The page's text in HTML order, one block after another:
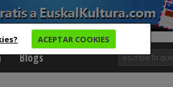
ACEPTAR COOKIES
Blogs